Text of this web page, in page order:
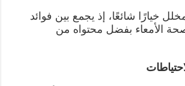
خيارًا شائعًا، إذ يجمع بين فوائد
الأمعاء بفضل محتواه من